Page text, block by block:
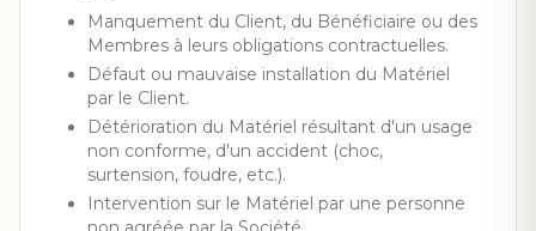
Manquement du Client, du Bénéficiaire ou des
Membres à leurs obligations contractuelles.
Défaut ou mauvaise installation du Matériel
par le Client.
Détérioration du Matériel résultant d'un usage
non conforme, d'un accident (choc,
surtension, foudre, etc.).
Intervention sur le Matériel par une personne